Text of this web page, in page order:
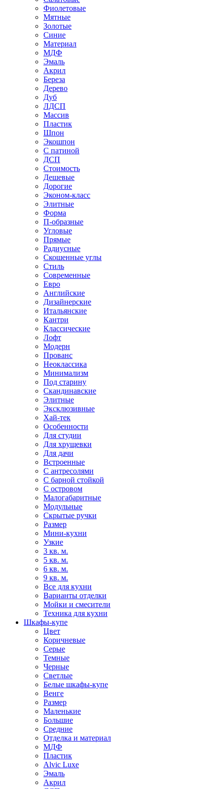
Фиолетовые
Мятные
Золотые
Синие
Материал
МДФ
Эмаль
Акрил
Береза
Дерево
Дуб
ЛДСП
Массив
Пластик
Шпон
Экошпон
С патиной
ДСП
Стоимость
Дешевые
Дорогие
Эконом-класс
Элитные
Форма
П-образные
Угловые
Прямые
Радиусные
Скошенные углы
Стиль
Современные
Евро
Английские
Дизайнерские
Итальянские
Кантри
Классические
Лофт
Модерн
Прованс
Неоклассика
Минимализм
Под старину
Скандинавские
Элитные
Эксклюзивные
Хай-тек
Особенности
Для студии
Для хрущевки
Для дачи
Встроенные
С антресолями
С барной стойкой
С островом
Малогабаритные
Модульные
Скрытые ручки
Размер
Мини-кухни
Узкие
3 кв. м.
5 кв. м.
6 кв. м.
9 кв. м.
Все для кухни
Варианты отделки
Мойки и смесители
Техника для кухни
Шкафы-купе
Цвет
Коричневые
Серые
Темные
Черные
Светлые
Белые шкафы-купе
Венге
Размер
Маленькие
Большие
Средние
Отделка и материал
МДФ
Пластик
Alvic Luxe
Эмаль
Акрил